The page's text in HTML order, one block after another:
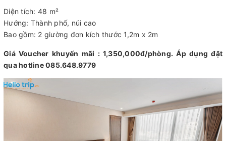
Diện tích: 48 m²
Hướng: Thành phố, núi cao
Bao gồm: 2 giường đơn kích thước 1,2m x 2m
Giá Voucher khuyến mãi : 1,350,000đ/phòng. Áp dụng đặt
qua hotline 085.648.9779